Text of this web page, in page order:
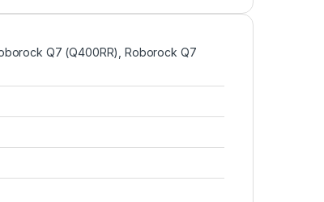
Q7 (Q400RR), Roborock Q7